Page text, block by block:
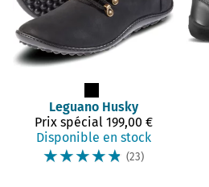
Leguano Husky
Prix spécial 199,00 €
Disponible en stock
☆☆☆☆☆ (23)